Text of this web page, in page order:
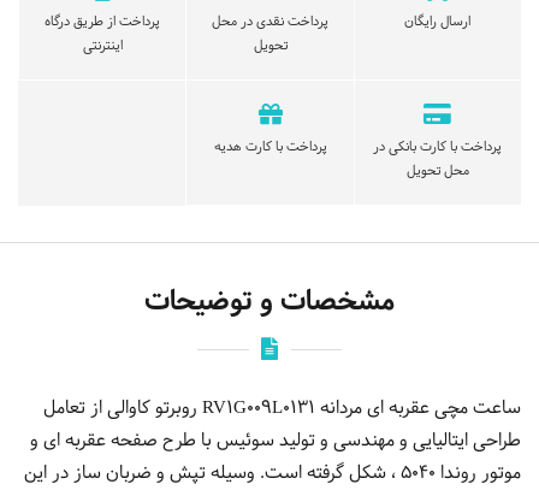
ارسال رایگان
پرداخت نقدی در محل
تحویل
پرداخت از طریق درگاه
اینترنتی
پرداخت با کارت بانکی در
محل تحویل
پرداخت با کارت هدیه
مشخصات و توضیحات
ساعت مچی عقربه ای مردانه RV1G009L0131 روبرتو کاوالی از تعامل
طراحی ایتالیایی و مهندسی و تولید سوئیس با طرح صفحه عقربه ای و
موتور روندا 5040 ، شکل گرفته است. وسیله تپش و ضربان ساز در این